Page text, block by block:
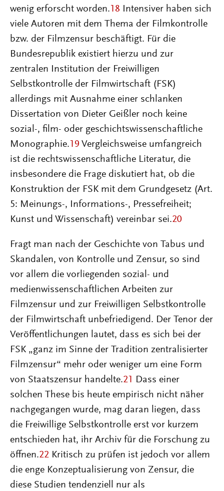
wenig erforscht worden. 18 Intensiver haben sich
viele Autoren mit dem Thema der Filmkontrolle
bzw. der Filmzensur beschäftigt. Für die
Bundesrepublik existiert hierzu und zur
zentralen Institution der Freiwilligen
Selbstkontrolle der Filmwirtschaft (FSK)
allerdings mit Ausnahme einer schlanken
Dissertation von Dieter Geißler noch keine
sozial-, film- oder geschichtswissenschaftliche
Monographie. 19 Vergleichsweise umfangreich
ist die rechtswissenschaftliche Literatur, die
insbesondere die Frage diskutiert hat, ob die
Konstruktion der FSK mit dem Grundgesetz (Art.
5: Meinungs-, Informations-, Pressefreiheit;
Kunst und Wissenschaft) vereinbar sei.20
Fragt man nach der Geschichte von Tabus und
Skandalen, von Kontrolle und Zensur, so sind
vor allem die vorliegenden sozial- und
medienwissenschaftlichen Arbeiten zur
Filmzensur und zur Freiwilligen Selbstkontrolle
der Filmwirtschaft unbefriedigend. Der Tenor der
Veröffentlichungen lautet, dass es sich bei der
FSK „ganz im Sinne der Tradition zentralisierter
Filmzensur“ mehr oder weniger um eine Form
von Staatszensur handelte.21 Dass einer
solchen These bis heute empirisch nicht näher
nachgegangen wurde, mag daran liegen, dass
die Freiwillige Selbstkontrolle erst vor kurzem
entschieden hat, ihr Archiv für die Forschung zu
öffnen.22 Kritisch zu prüfen ist jedoch vor allem
die enge Konzeptualisierung von Zensur, die
diese Studien tendenziell nur als